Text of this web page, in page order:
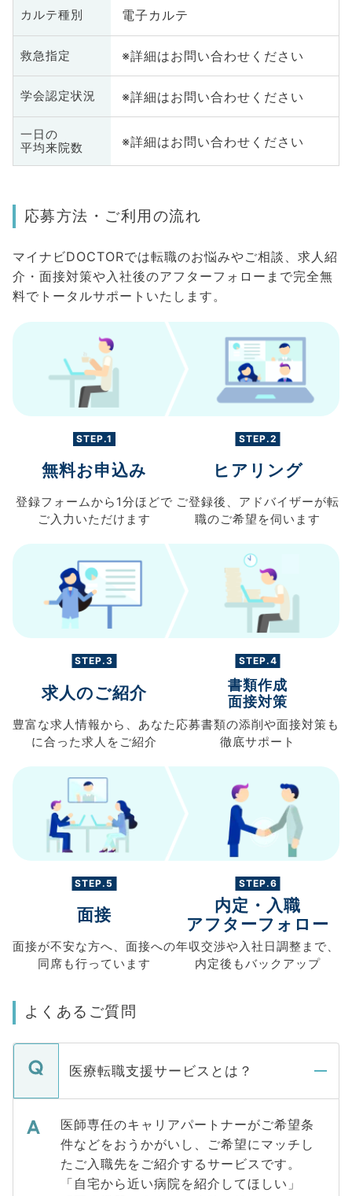
カルテ種別 電子カルテ
救急指定 ※詳細はお問い合わせください
学会認定状況 ※詳細はお問い合わせください
一日の
平均来院数
※詳細はお問い合わせください
応募方法・ご利用の流れ
マイナビDOCTORでは転職のお悩みやご相談、求人紹
介・面接対策や入社後のアフターフォローまで完全無
料でトータルサポートいたします。
STEP.1
無料お申込み
登録フォームから 1分ほどで
ご入力 いただけます
STEP.2
ヒアリング
ご登録後、 アドバイザーが転
職のご希望を伺います
STEP.3
求人のご紹介
豊富な求人情報から、 あなた
に合った求人を ご紹介
STEP.4
書類作成
面接対策
応募書類の添削や面接対策も
徹底サポート
STEP.5
面接
面接が不安な方へ、 面接への
同席も行っています
STEP.6
内定・入職
アフターフォロー
年収交渉や入社日調整まで、
内定後もバックアップ
よくあるご質問
医療転職支援サービスとは？
医師専任のキャリアパートナーがご希望条
件などをおうかがいし、ご希望にマッチし
たご入職先をご紹介するサービスです。
「自宅から近い病院を紹介してほしい」